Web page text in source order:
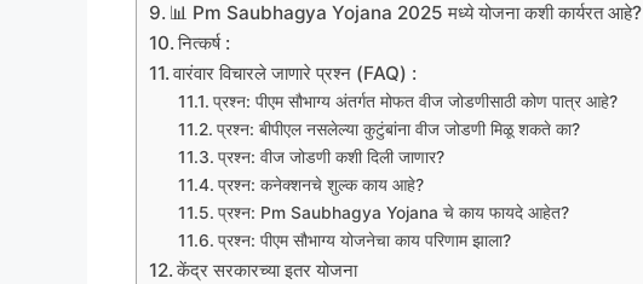
📊 Pm Saubhagya Yojana 2025 मध्ये योजना कशी कार्यरत आहे?
नित्कर्ष :
वारंवार विचारले जाणारे प्रश्न (FAQ) :
प्रश्न: पीएम सौभाग्य अंतर्गत मोफत वीज जोडणीसाठी कोण पात्र आहे?
प्रश्न: बीपीएल नसलेल्या कुटुंबांना वीज जोडणी मिळू शकते का?
प्रश्न: वीज जोडणी कशी दिली जाणार?
प्रश्न: कनेक्शनचे शुल्क काय आहे?
प्रश्न: Pm Saubhagya Yojana चे काय फायदे आहेत?
प्रश्न: पीएम सौभाग्य योजनेचा काय परिणाम झाला?
केंद्र सरकारच्या इतर योजना